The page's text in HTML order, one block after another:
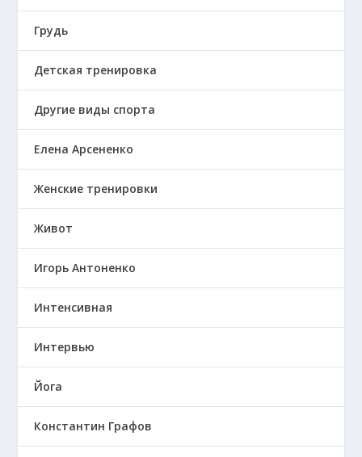
Грудь
Детская тренировка
Другие виды спорта
Елена Арсененко
Женские тренировки
Живот
Игорь Антоненко
Интенсивная
Интервью
Йога
Константин Графов